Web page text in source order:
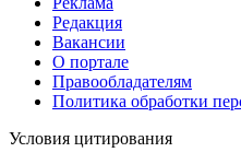
Редакция
Вакансии
О портале
Правообладателям
Политика обработки
Условия цитирования